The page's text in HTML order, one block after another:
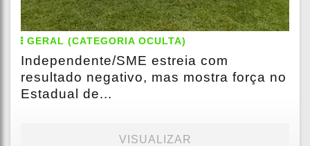
GERAL (CATEGORIA OCULTA)
Independente/SME estreia com
resultado negativo, mas mostra força no
Estadual de...
VISUALIZAR